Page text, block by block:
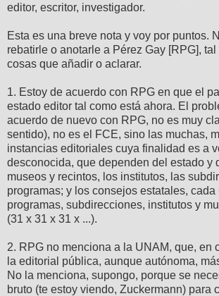
editor, escritor, investigador.
Esta es una breve nota y voy por puntos.
rebatirle o anotarle a Pérez Gay [RPG],
cosas que añadir o aclarar.
1. Estoy de acuerdo con RPG en que el
estado editor tal como está ahora. El
acuerdo de nuevo con RPG, no es muy
sentido), no es el FCE, sino las muchas,
instancias editoriales cuya finalidad es a
desconocida, que dependen del estado y
museos y recintos, los institutos, las
programas; y los consejos estatales, cada
programas, subdirecciones, institutos y
(31 x 31 x 31 x ...).
2. RPG no menciona a la UNAM, que, en
la editorial pública, aunque autónoma,
No la menciona, supongo, porque se
bruto (te estoy viendo, Zuckermann) para